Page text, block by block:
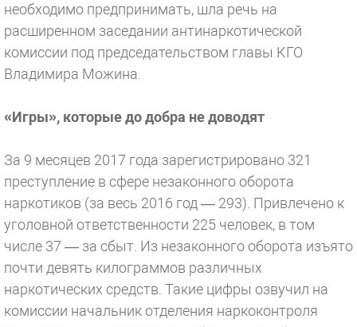
необходимо предпринимать, шла речь на
расширенном заседании антинаркотической
комиссии под председательством главы КГО
Владимира Можина.
«Игры», которые до добра не доводят
За 9 месяцев 2017 года зарегистрировано 321
преступление в сфере незаконного оборота
наркотиков (за весь 2016 год — 293). Привлечено к
уголовной ответственности 225 человек, в том
числе 37 — за сбыт. Из незаконного оборота изъято
почти девять килограммов различных
наркотических средств. Такие цифры озвучил на
комиссии начальник отделения наркоконтроля